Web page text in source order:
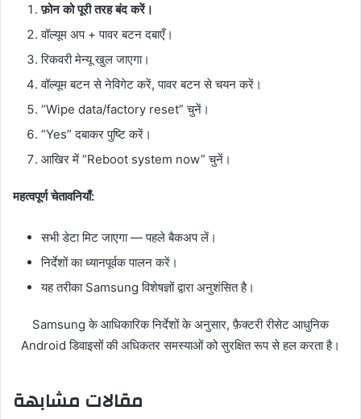
फ़ोन को पूरी तरह बंद करें।
वॉल्यूम अप + पावर बटन दबाएँ।
रिकवरी मेन्यू खुल जाएगा।
वॉल्यूम बटन से नेविगेट करें, पावर बटन से चयन करें।
“Wipe data/factory reset” चुनें।
“Yes” दबाकर पुष्टि करें।
आखिर में “Reboot system now” चुनें।
महत्वपूर्ण चेतावनियाँ:
सभी डेटा मिट जाएगा — पहले बैकअप लें।
निर्देशों का ध्यानपूर्वक पालन करें।
यह तरीका Samsung विशेषज्ञों द्वारा अनुशंसित है।
Samsung के आधिकारिक निर्देशों के अनुसार, फ़ैक्टरी रीसेट आधुनिक
Android डिवाइसों की अधिकतर समस्याओं को सुरक्षित रूप से हल करता है।
مقالات مشابهة